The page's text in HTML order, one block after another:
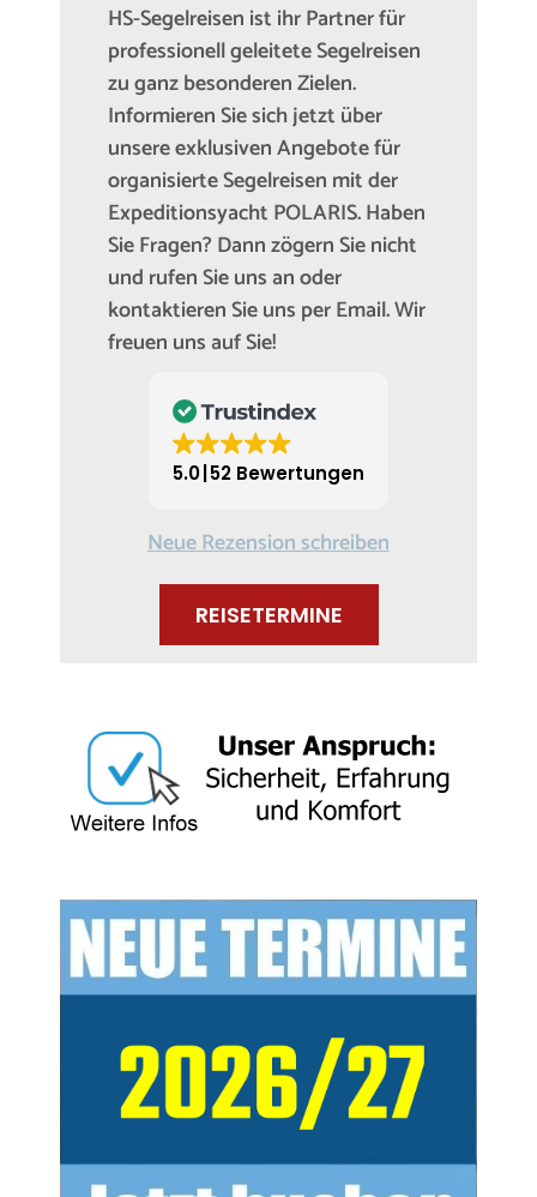
HS-Segelreisen ist ihr Partner für
professionell geleitete Segelreisen
zu ganz besonderen Zielen.
Informieren Sie sich jetzt über
unsere exklusiven Angebote für
organisierte Segelreisen mit der
Expeditionsyacht POLARIS. Haben
Sie Fragen? Dann zögern Sie nicht
und rufen Sie uns an oder
kontaktieren Sie uns per Email. Wir
freuen uns auf Sie!
5.0 52 Bewertungen
Neue Rezension schreiben
REISETERMINE